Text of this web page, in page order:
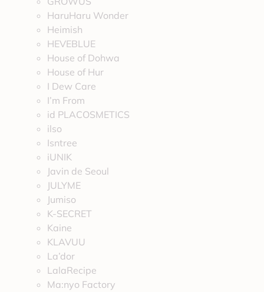
HaruHaru Wonder
Heimish
HEVEBLUE
House of Dohwa
House of Hur
I Dew Care
I’m From
id PLACOSMETICS
ilso
Isntree
iUNIK
Javin de Seoul
JULYME
Jumiso
K-SECRET
Kaine
KLAVUU
La’dor
LalaRecipe
Ma:nyo Factory